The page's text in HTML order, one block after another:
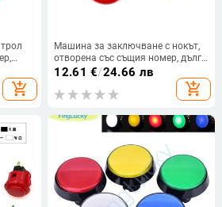
add_shopping_cart
Машина за заключване с нокът,
отворена със същия номер, дълга
ключалка, детска видеоигра,
състезателна игра със стрелба,
заключване на вратата
12.61 €/24.66 лв
add_shopping_cart